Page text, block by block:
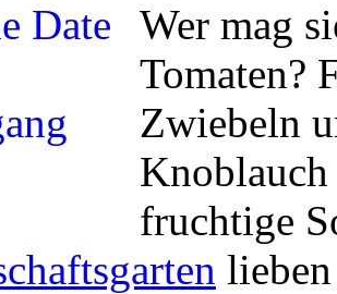
Wer mag
Tomaten?
Zwiebeln
Knoblauch
fruchtige